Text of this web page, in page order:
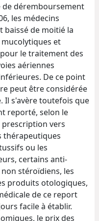
de déremboursement
les médecins
baissé de moitié la
et
le traitement des
aériennes
De ce point
peut être considérée
Il s'avère toutefois que
reporté, selon le
vers
thérapeutiques
ou les
certains anti-
stéroïdiens, les
produits otologiques,
de ce report
facile à établir.
le prix des